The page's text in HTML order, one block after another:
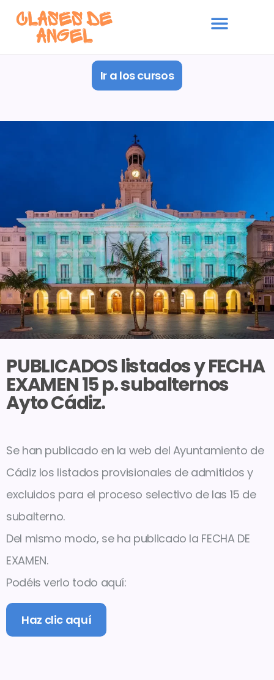
Ir a los cursos
PUBLICADOS listados y FECHA
EXAMEN 15 p. subalternos
Ayto Cádiz.
Se han publicado en la web del Ayuntamiento de
Cádiz los listados provisionales de admitidos y
excluidos para el proceso selectivo de las 15 de
subalterno.
Del mismo modo, se ha publicado la FECHA DE
EXAMEN.
Podéis verlo todo aquí:
Haz clic aquí